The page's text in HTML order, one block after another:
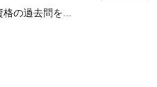
格の過去問を...